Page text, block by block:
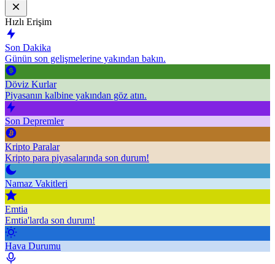
Hızlı Erişim
Son Dakika
Günün son gelişmelerine yakından bakın.
Döviz Kurlar
Piyasanın kalbine yakından göz atın.
Son Depremler
Kripto Paralar
Kripto para piyasalarında son durum!
Namaz Vakitleri
Emtia
Emtia'larda son durum!
Hava Durumu